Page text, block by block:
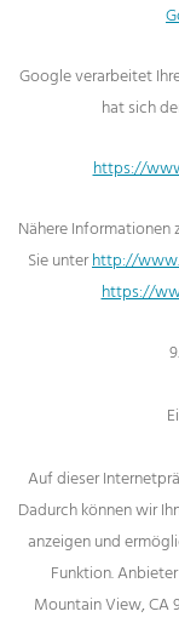
Google verarbeitet
hat sich
https://
Nähere
Sie unterhttp://
https://
Auf dieser
Dadurch können wir
anzeigen und
Funktion.
Mountain View, CA